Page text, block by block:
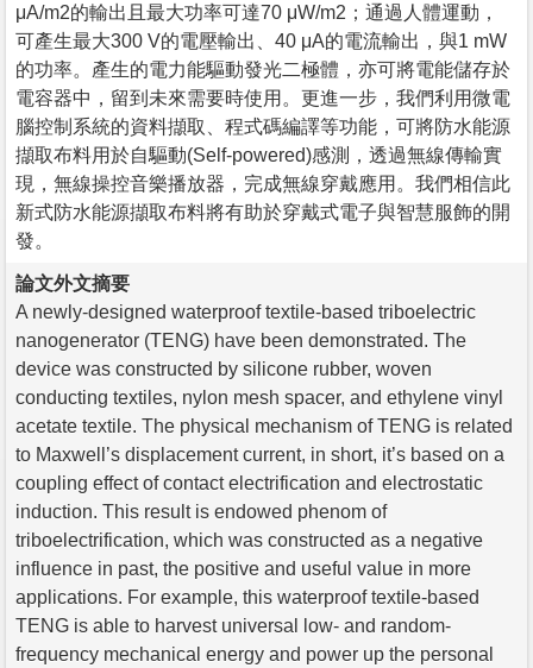
μA/m2的輸出且最大功率可達70 μW/m2；通過人體運動，
可產生最大300 V的電壓輸出、40 μA的電流輸出，與1 mW
的功率。產生的電力能驅動發光二極體，亦可將電能儲存於
電容器中，留到未來需要時使用。更進一步，我們利用微電
腦控制系統的資料擷取、程式碼編譯等功能，可將防水能源
擷取布料用於自驅動(Self-powered)感測，透過無線傳輸實
現，無線操控音樂播放器，完成無線穿戴應用。我們相信此
新式防水能源擷取布料將有助於穿戴式電子與智慧服飾的開
發。
論文外文摘要
A newly-designed waterproof textile-based triboelectric
nanogenerator (TENG) have been demonstrated. The
device was constructed by silicone rubber, woven
conducting textiles, nylon mesh spacer, and ethylene vinyl
acetate textile. The physical mechanism of TENG is related
to Maxwell’s displacement current, in short, it’s based on a
coupling effect of contact electrification and electrostatic
induction. This result is endowed phenom of
triboelectrification, which was constructed as a negative
influence in past, the positive and useful value in more
applications. For example, this waterproof textile-based
TENG is able to harvest universal low- and random-
frequency mechanical energy and power up the personal